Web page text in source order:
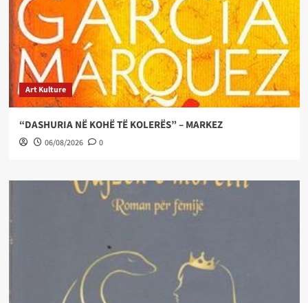
Art Kulture
“DASHURIA NË KOHË TË KOLERËS” – MARKEZ
06/08/2026 0